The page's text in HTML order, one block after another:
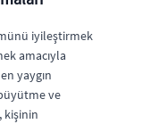
iyileştirmek
amacıyla
yaygın
ve
kişinin